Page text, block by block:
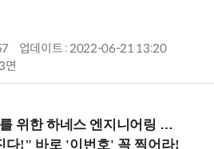
업데이트 : 2022-06-21 13:20
면
엔지니어링 입문과정 (8/20 신논현역)